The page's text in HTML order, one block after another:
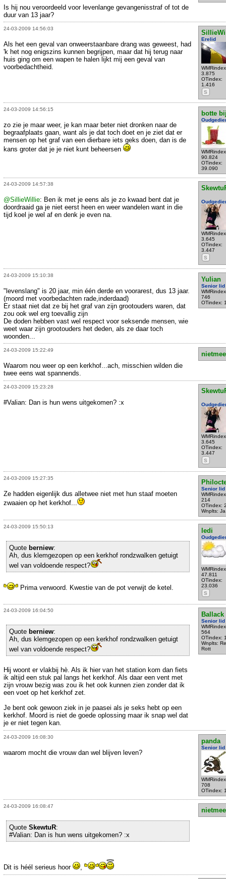
Is hij nou veroordeeld voor levenlange gevangenisstraf of tot de
duur van 13 jaar?
24-03-2009 14:56:03
Erelid
3.875
OTindex:
1.416
S
Als het een geval van onweerstaanbare drang was geweest, had
'k het nog enigszins kunnen begrijpen, maar dat hij terug naar
huis ging om een wapen te halen lijkt mij een geval van
voorbedachtheid.
24-03-2009 14:56:15
botte
90.824
OTindex:
39.090
zo zie je maar weer, je kan maar beter niet dronken naar de
begraafplaats gaan, want als je dat toch doet en je ziet dat er
mensen op het graf van een dierbare iets geks doen, dan is de
kans groter dat je je niet kunt beheersen
24-03-2009 14:57:38
3.645
OTindex:
3.447
S
@SillieWillie: Ben ik met je eens als je zo kwaad bent dat je
doordraaid ga je niet eerst heen en weer wandelen want in die
tijd koel je wel af en denk je even na.
24-03-2009 15:10:38
Yulian
Senior lid
746
OTindex:
"levenslang" is 20 jaar, min één derde en voorarest, dus 13 jaar.
(moord met voorbedachten rade,inderdaad)
Er staat niet dat ze bij het graf van zijn grootouders waren, dat
zou ook wel erg toevallig zijn
De doden hebben vast wel respect voor seksende mensen, wie
weet waar zijn grootouders het deden, als ze daar toch
woonden...
24-03-2009 15:22:49
Waarom nou weer op een kerkhof...ach, misschien wilden die
twee eens wat spannends.
24-03-2009 15:23:28
3.645
OTindex:
3.447
S
#Valian: Dan is hun wens uitgekomen? :x
24-03-2009 15:27:35
Senior lid
214
OTindex:
Wnplts: Ja
Ze hadden eigenlijk dus alletwee niet met hun staaf moeten
zwaaien op het kerkhof...
24-03-2009 15:50:13
ledi
47.811
OTindex:
23.036
S
Quote berniew:
Ah, dus klemgezopen op een kerkhof rondzwalken getuigt
wel van voldoende respect?
Prima verwoord. Kwestie van de pot verwijt de ketel.
24-03-2009 16:04:50
Ballack
Senior lid
564
OTindex:
Wnplts:
Rott
Quote berniew:
Ah, dus klemgezopen op een kerkhof rondzwalken getuigt
wel van voldoende respect?
Hij woont er vlakbij hè. Als ik hier van het station kom dan fiets
ik altijd een stuk pal langs het kerkhof. Als daar een vent met
zijn vrouw bezig was zou ik het ook kunnen zien zonder dat ik
een voet op het kerkhof zet.
Je bent ook gewoon ziek in je paasei als je seks hebt op een
kerkhof. Moord is niet de goede oplossing maar ik snap wel dat
je er niet tegen kan.
24-03-2009 16:08:30
panda
Senior lid
708
OTindex:
waarom mocht die vrouw dan wel blijven leven?
24-03-2009 16:08:47
Quote SkewtuR:
#Valian: Dan is hun wens uitgekomen? :x
Dit is héél serieus hoor